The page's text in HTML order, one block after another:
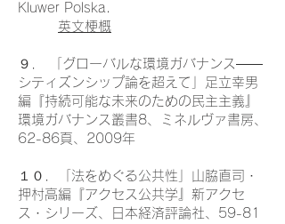
Kluwer Polska.
英文梗概
９． 「グローバルな環境ガバナンス――
シティズンシップ論を超えて」足立幸男
編『持続可能な未来のための民主主義』
環境ガバナンス叢書8、ミネルヴァ書房、
62-86頁、2009年
１０．「法をめぐる公共性」山脇直司・
押村高編『アクセス公共学』新アクセ
ス・シリーズ、日本経済評論社、59-81